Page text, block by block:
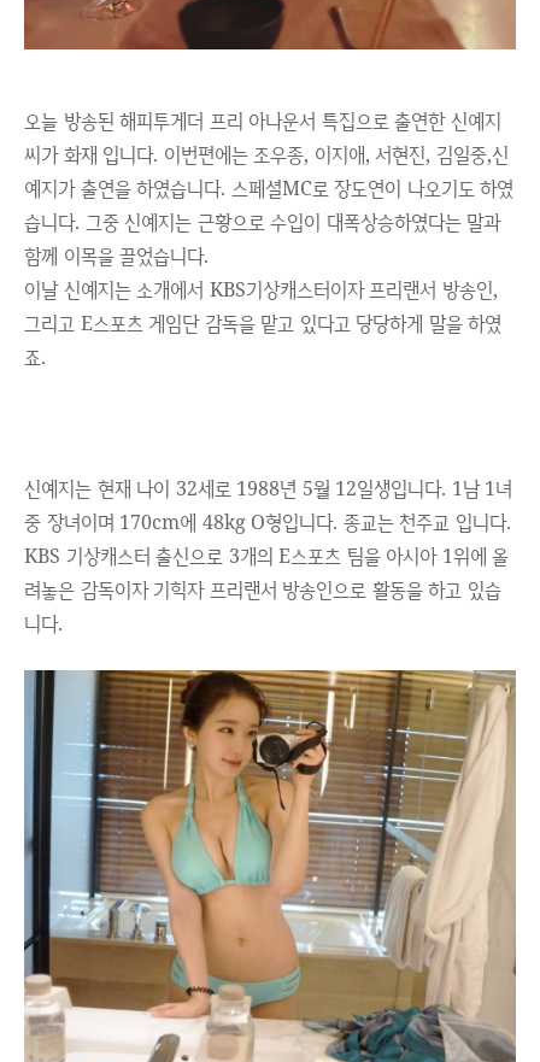
오늘 방송된 해피투게더 프리 아나운서 특집으로 출연한 신예지
씨가 화재 입니다. 이번편에는 조우종, 이지애, 서현진, 김일중,신
예지가 출연을 하였습니다. 스페셜MC로 장도연이 나오기도 하였
습니다. 그중 신예지는 근황으로 수입이 대폭상승하였다는 말과
함께 이목을 끌었습니다.
이날 신예지는 소개에서 KBS기상캐스터이자 프리랜서 방송인,
그리고 E스포츠 게임단 감독을 맡고 있다고 당당하게 말을 하였
죠.
신예지는 현재 나이 32세로 1988년 5월 12일생입니다. 1남 1녀
중 장녀이며 170cm에 48kg O형입니다. 종교는 천주교 입니다.
KBS 기상캐스터 출신으로 3개의 E스포츠 팀을 아시아 1위에 올
려놓은 감독이자 기힉자 프리랜서 방송인으로 활동을 하고 있습
니다.